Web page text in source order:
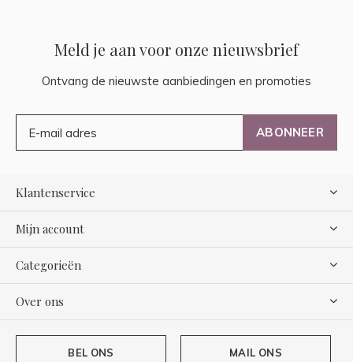
Meld je aan voor onze nieuwsbrief
Ontvang de nieuwste aanbiedingen en promoties
ABONNEER
Klantenservice
Mijn account
Categorieën
Over ons
BEL ONS MAIL ONS